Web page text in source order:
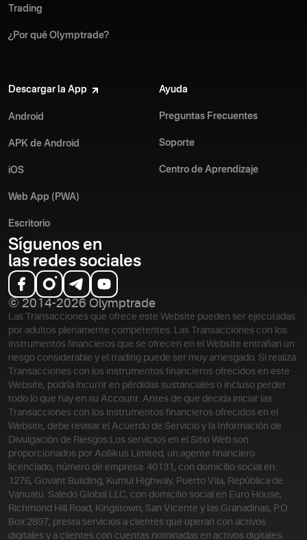
Trading
¿Por qué Olymptrade?
Descargar la App
Android
APK de Android
iOS
Web App (PWA)
Escritorio
Ayuda
Preguntas Frecuentes
Soporte
Centro de Aprendizaje
Síguenos en
las redes sociales
© 2014-2026 Olymptrade
Las Transacciones que ofrece este Website pueden ser ejecutadas
por adultos plenamente competentes. Las Transacciones con los
instrumentos financieros que se ofrecen en el Website entrañan un
riesgo considerable y el trading puede ser muy arriesgado. Si realiza
Transacciones con los instrumentos financieros ofrecidos en este
Website, podría incurrir en pérdidas sustanciales o incluso perder
todo lo que hay en su Account. Antes de que decida iniciar las
Transacciones con los instrumentos financieros ofrecidos en el
Website, debe revisar el Acuerdo de Servicio y la Información de
Divulgación de Riesgos. Los servicios en el Sitio Web son
proporcionados por Aollikus Limited, un agente financiero
licenciado, número de empresa: 40131, con domicilio social en:
1276, Govant Building, Kumul Highway, Puerto Vila, República de
Vanuatu. Saledo Global LLC, con domicilio social en Euro House,
Richmond Hill Road, Kingstown, San Vicente y las Granadinas, P.O.
Box 2897, presta servicios a clientes que operan con activos
digitales y a clientes con cuentas nominadas en activos digitales.